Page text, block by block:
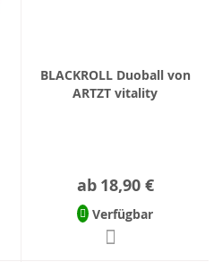
BLACKROLL Duoball von
ARTZT vitality
ab 18,90 €
Verfügbar